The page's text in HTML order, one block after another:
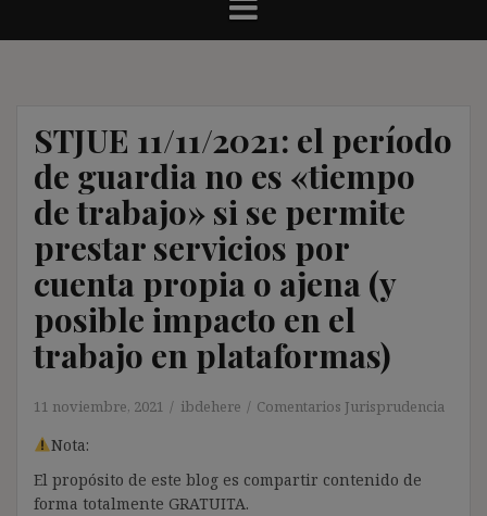
STJUE 11/11/2021: el período
de guardia no es «tiempo
de trabajo» si se permite
prestar servicios por
cuenta propia o ajena (y
posible impacto en el
trabajo en plataformas)
11 noviembre, 2021 ibdehere Comentarios Jurisprudencia
Nota:
El propósito de este blog es compartir contenido de
forma totalmente GRATUITA.